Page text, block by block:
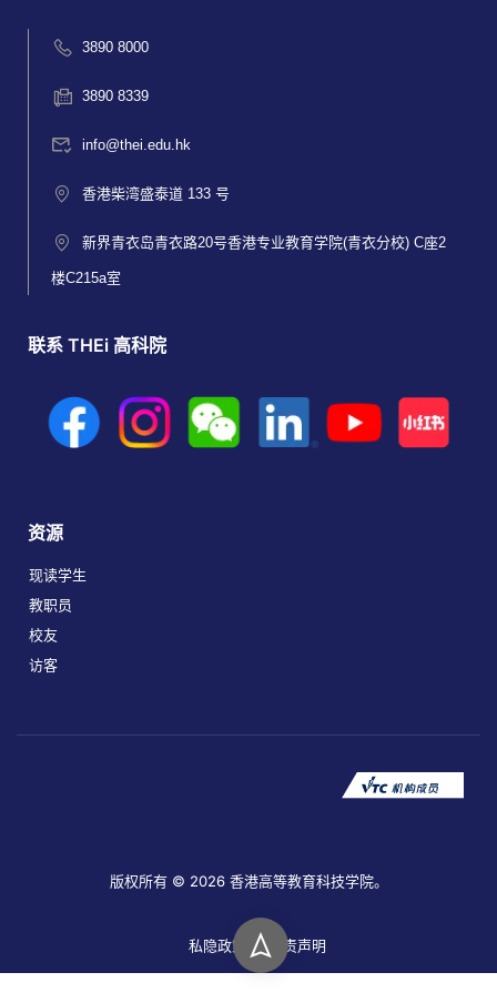
3890 8000
3890 8339
info@thei.edu.hk
香港柴湾盛泰道 133 号
新界青衣岛青衣路20号香港专业教育学院(青衣分校) C座2
楼C215a室
联系 THEi 高科院
资源
现读学生
教职员
校友
访客
版权所有 © 2026 香港高等教育科技学院。
私隐政策 免责声明